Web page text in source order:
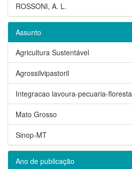
ROSSONI, A. L.
Assunto
Agricultura Sustentável
Agrossilvipastoril
Integracao lavoura-pecuaria-floresta
Mato Grosso
Sinop-MT
Ano de publicação